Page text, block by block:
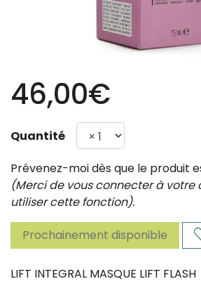
46,00€
Quantité
Prévenez-moi dès que le produit
(Merci de vous connecter à votre
utiliser cette fonction).
Prochainement disponible
LIFT INTEGRAL MASQUE LIFT FLASH